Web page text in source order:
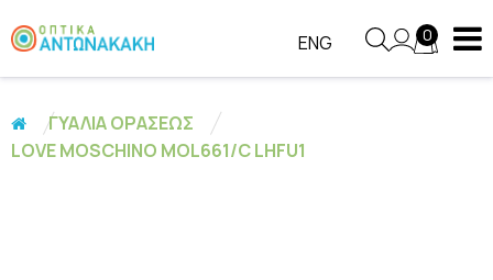
ENG 0
ΓΥΑΛΙΑ ΟΡΑΣΕΩΣ
LOVE MOSCHINO MOL661/C LHFU1